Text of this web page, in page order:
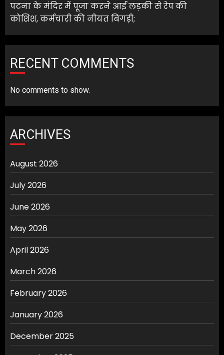
पटना के मंदिर में पूजा करने आई लड़की से रेप की
कोशिश, कर्मचारी की नीयत बिगड़ी;
RECENT COMMENTS
No comments to show.
ARCHIVES
August 2026
July 2026
June 2026
May 2026
April 2026
March 2026
February 2026
January 2026
December 2025